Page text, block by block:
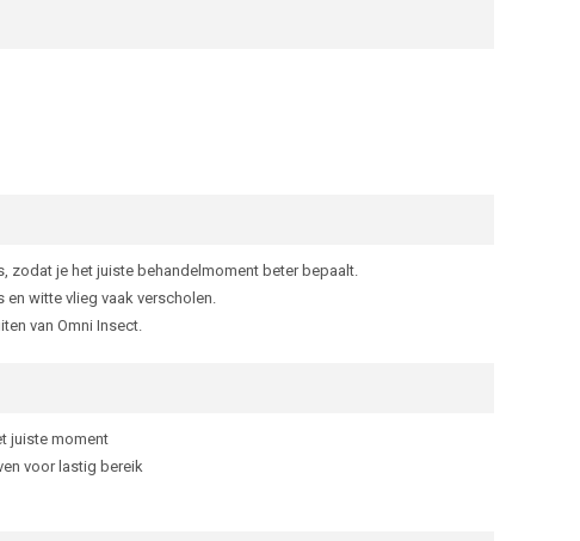
je het juiste behandelmoment beter bepaalt.
witte vlieg vaak verscholen.
van Omni Insect.
juiste moment
voor lastig bereik